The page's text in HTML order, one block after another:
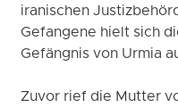
iranischen
Gefangene hielt sich
Gefängnis von Urmia
Zuvor rief die Mutter